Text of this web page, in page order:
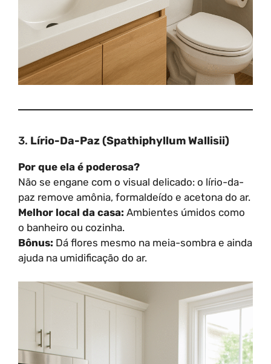
3. Lírio-Da-Paz (Spathiphyllum Wallisii)
Por que ela é poderosa?
Não se engane com o visual delicado: o lírio-da-
paz remove amônia, formaldeído e acetona do ar.
Melhor local da casa: Ambientes úmidos como
o banheiro ou cozinha.
Bônus: Dá flores mesmo na meia-sombra e ainda
ajuda na umidificação do ar.